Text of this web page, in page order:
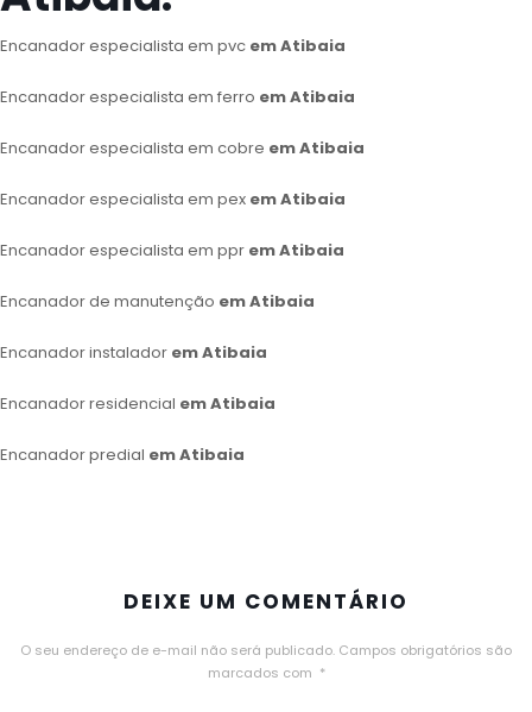
Encanador especialista em pvc em Atibaia
Encanador especialista em ferro em Atibaia
Encanador especialista em cobre em Atibaia
Encanador especialista em pex em Atibaia
Encanador especialista em ppr em Atibaia
Encanador de manutenção em Atibaia
Encanador instalador em Atibaia
Encanador residencial em Atibaia
Encanador predial em Atibaia
DEIXE UM COMENTÁRIO
O seu endereço de e-mail não será publicado. Campos obrigatórios são
marcados com *